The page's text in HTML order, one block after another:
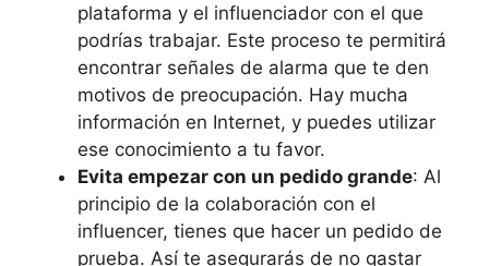
plataforma y el influenciador con el que
podrías trabajar. Este proceso te permitirá
encontrar señales de alarma que te den
motivos de preocupación. Hay mucha
información en Internet, y puedes utilizar
ese conocimiento a tu favor.
Evita empezar con un pedido grande: Al
principio de la colaboración con el
influencer, tienes que hacer un pedido de
prueba. Así te asegurarás de no gastar